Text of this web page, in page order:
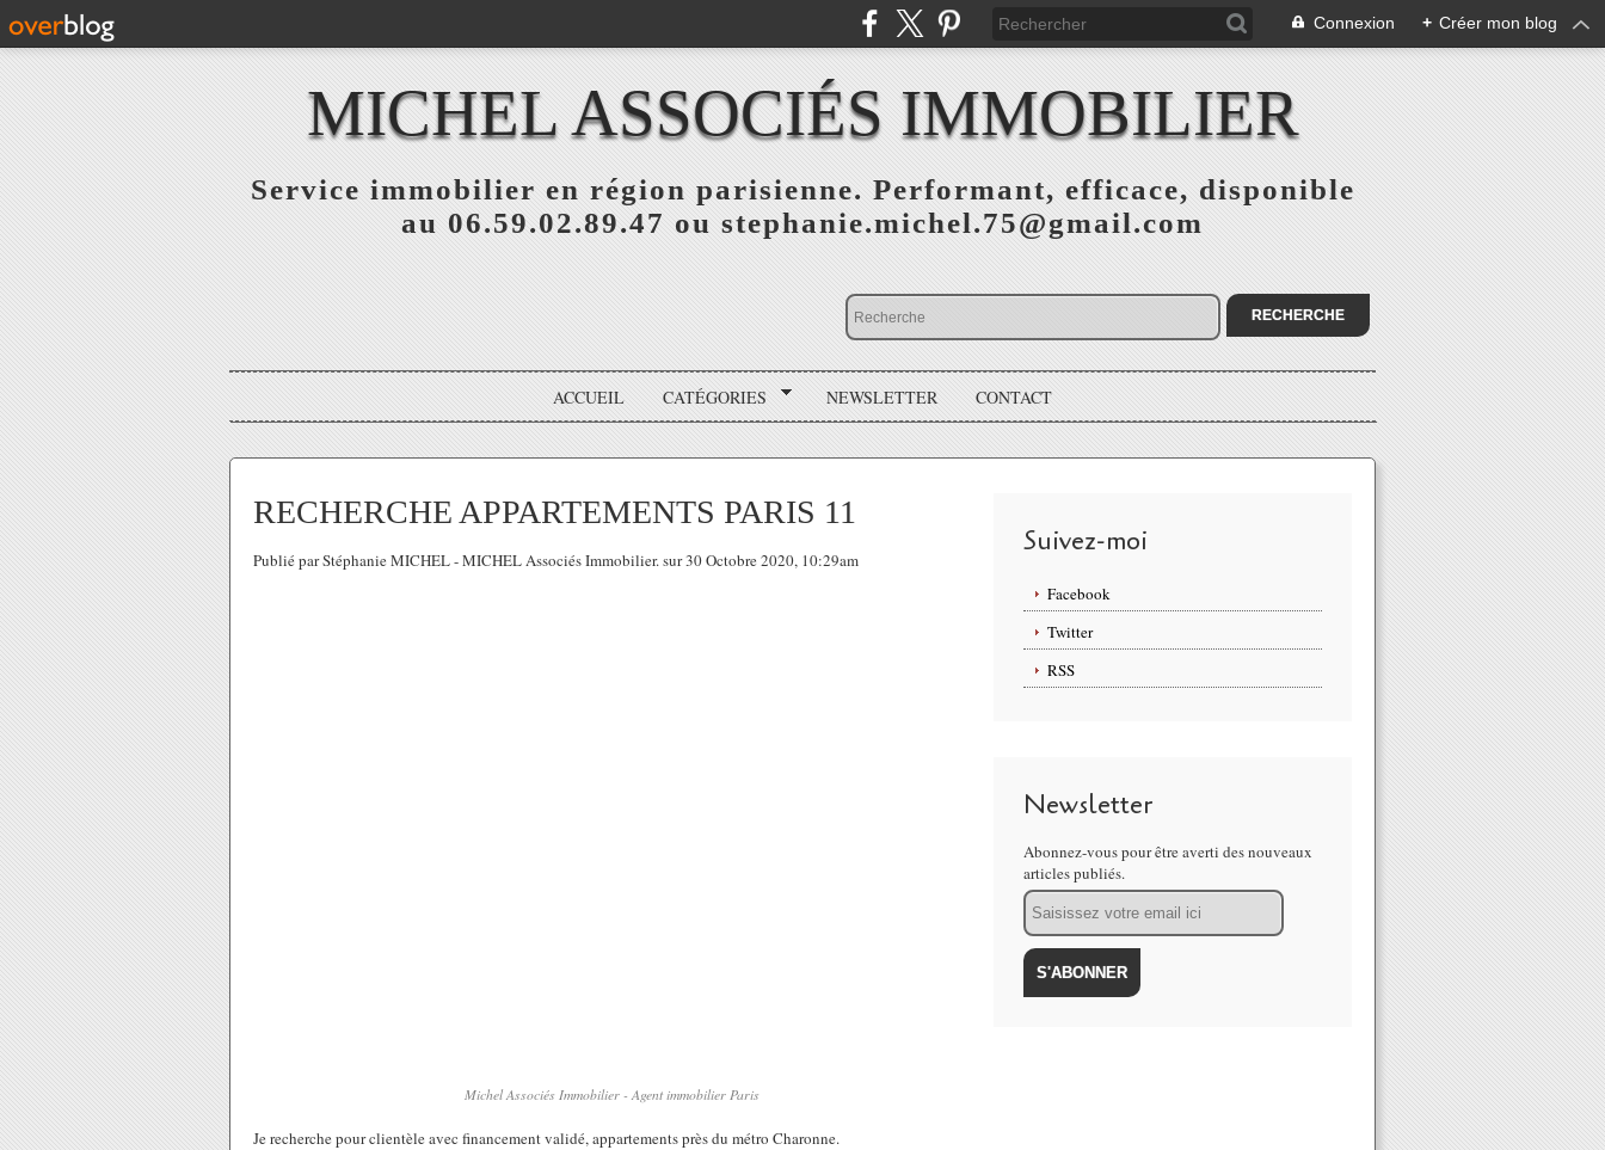
Connexion + Créer mon blog
MICHEL ASSOCIÉS IMMOBILIER
Service immobilier en région parisienne. Performant, efficace, disponible
au 06.59.02.89.47 ou stephanie.michel.75@gmail.com
ACCUEIL CATÉGORIES NEWSLETTER CONTACT
RECHERCHE APPARTEMENTS PARIS 11
Publié par Stéphanie MICHEL - MICHEL Associés Immobilier. sur 30 Octobre 2020, 10:29am
Michel Associés Immobilier - Agent immobilier Paris
Je recherche pour clientèle avec financement validé, appartements près du métro Charonne.
Suivez-moi
Facebook
Twitter
RSS
Newsletter
Abonnez-vous pour être averti des nouveaux
articles publiés.
Email